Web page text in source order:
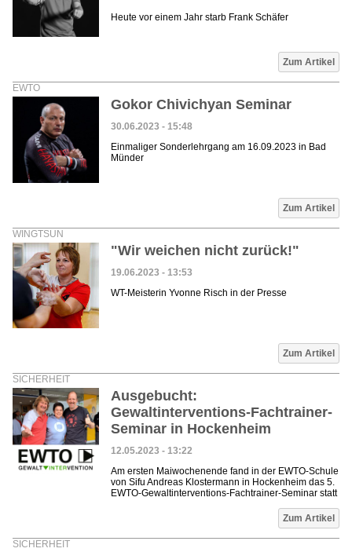
Heute vor einem Jahr starb Frank Schäfer
Zum Artikel
EWTO
Gokor Chivichyan Seminar
30.06.2023 - 15:48
Einmaliger Sonderlehrgang am 16.09.2023 in Bad
Münder
Zum Artikel
WINGTSUN
"Wir weichen nicht zurück!"
19.06.2023 - 13:53
WT-Meisterin Yvonne Risch in der Presse
Zum Artikel
SICHERHEIT
Ausgebucht:
Gewaltinterventions-Fachtrainer-
Seminar in Hockenheim
12.05.2023 - 13:22
Am ersten Maiwochenende fand in der EWTO-Schule
von Sifu Andreas Klostermann in Hockenheim das 5.
EWTO-Gewaltinterventions-Fachtrainer-Seminar statt
Zum Artikel
SICHERHEIT